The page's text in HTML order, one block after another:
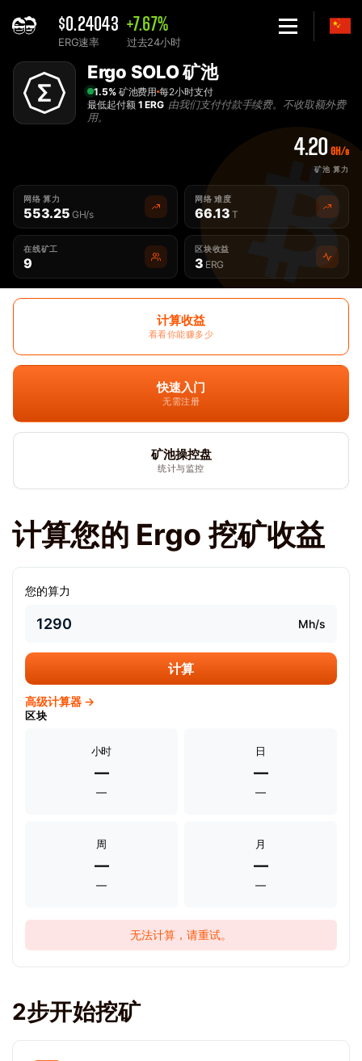
$0.24043
ERG速率
+7.67%
过去24小时
Home
Solo Ergo ERG 矿池 - 2Miners
Ergo SOLO 矿池
1.5%矿池费用 每2小时支付
最低起付额 1 ERG 由我们支付付款手续费。不收取额外费
用。
4.20 GH/s
矿池 算力
网络 算力
553.25 GH/s
网络 难度
66.13 T
在线矿工
9
区块收益
3 ERG
计算收益
看看你能赚多少
快速入门
无需注册
矿池操控盘
统计与监控
计算您的 Ergo 挖矿收益
您的算力
Mh/s
计算
高级计算器 →
区块
小时
—
—
日
—
—
周
—
—
月
—
—
无法计算，请重试。
2步开始挖矿